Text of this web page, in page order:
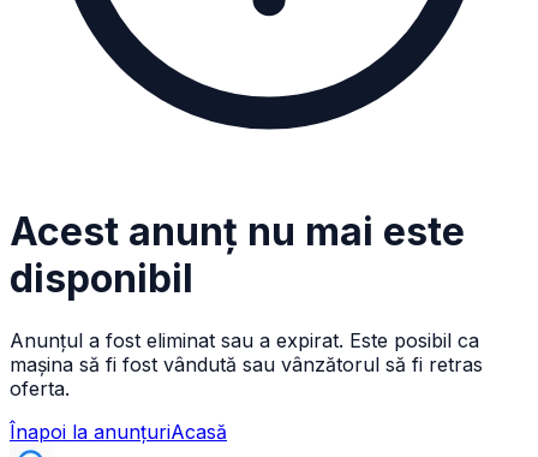
Acest anunț nu mai este
disponibil
Anunțul a fost eliminat sau a expirat. Este posibil ca
mașina să fi fost vândută sau vânzătorul să fi retras
oferta.
Înapoi la anunțuriAcasă